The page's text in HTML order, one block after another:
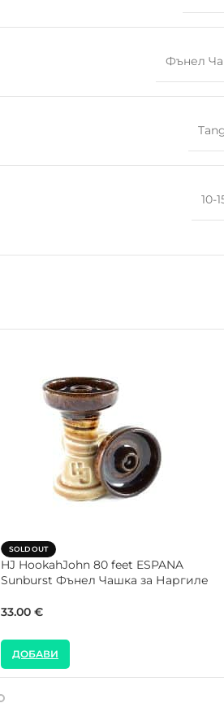
Фънел
10-
SOLD OUT
HJ HookahJohn 80 feet ESPANA
Sunburst Фънел Чашка за Наргиле
33.00 €
ДОБАВИ